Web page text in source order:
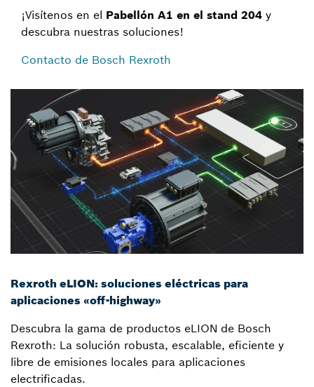
¡Visítenos en el Pabellón A1 en el stand 204 y
descubra nuestras soluciones!
Contacto de Bosch Rexroth
Rexroth eLION: soluciones eléctricas para
aplicaciones «off-highway»
Descubra la gama de productos eLION de Bosch
Rexroth: La solución robusta, escalable, eficiente y
libre de emisiones locales para aplicaciones
electrificadas.